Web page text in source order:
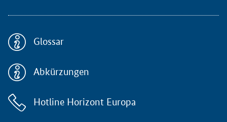
Glossar
Abkürzungen
Hotline Horizont Europa